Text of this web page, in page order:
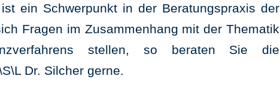
ein Schwerpunkt in der Beratungspraxis der
Fragen im Zusammenhang mit der Thematik
stellen, so beraten Sie die
Dr. Silcher gerne.